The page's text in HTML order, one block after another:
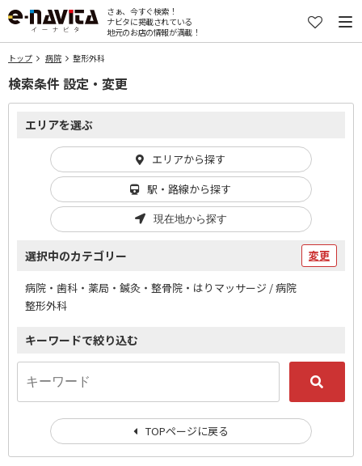
さぁ、今すぐ検索！
ナビタに掲載されている
地元のお店の情報が満載！
トップ 病院 整形外科
検索条件 設定・変更
エリアを選ぶ
エリアから探す
駅・路線から探す
現在地から探す
選択中のカテゴリー 変更
病院・歯科・薬局・鍼灸・整骨院・はりマッサージ / 病院
整形外科
キーワードで絞り込む
TOPページに戻る